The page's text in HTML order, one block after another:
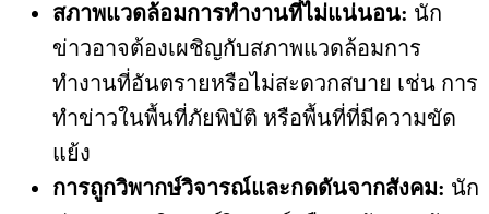
สภาพแวดล้อมการทำงานที่ไม่แน่นอน: นัก
ข่าวอาจต้องเผชิญกับสภาพแวดล้อมการ
ทำงานที่อันตรายหรือไม่สะดวกสบาย เช่น การ
ทำข่าวในพื้นที่ภัยพิบัติ หรือพื้นที่ที่มีความขัด
แย้ง
การถูกวิพากษ์วิจารณ์และกดดันจากสังคม: นัก